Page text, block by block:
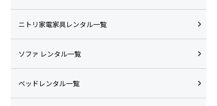
ニトリ家電家具レンタル一覧
ソファ レンタル一覧
ベッドレンタル一覧